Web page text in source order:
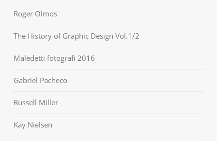
Roger Olmos
The History of Graphic Design Vol.1/2
Maledetti fotografi 2016
Gabriel Pacheco
Russell Miller
Kay Nielsen